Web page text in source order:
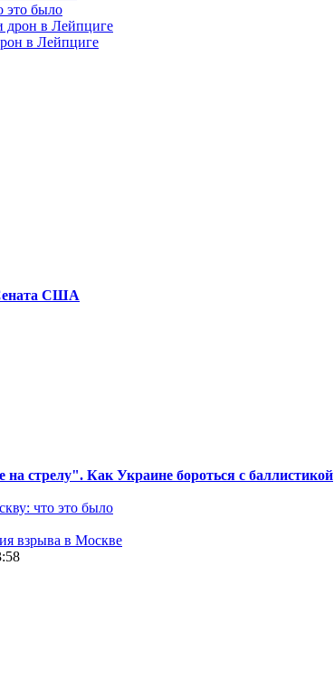
это было
в Лейпциге
США
на стрелу". Как Украине бороться с баллистикой
что это было
взрыва в Москве